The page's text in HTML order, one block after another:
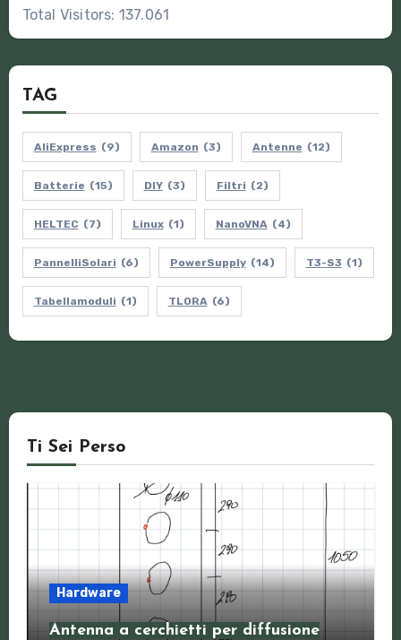
Total Visitors: 137.061
TAG
AliExpress (9) Amazon (3) Antenne (12)
Batterie (15) DIY (3) Filtri (2)
HELTEC (7) Linux (1) NanoVNA (4)
PannelliSolari (6) PowerSupply (14) T3-S3 (1)
Tabellamoduli (1) TLORA (6)
Ti Sei Perso
Hardware
Antenna a cerchietti per diffusione